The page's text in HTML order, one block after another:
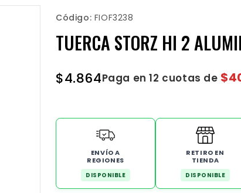
Código: FIOF3238
TUERCA STORZ HI 2
$4.864Paga en 12 cuotas de
ENVÍO A
REGIONES
DISPONIBLE
RETIRO EN
TIENDA
DISPONIBLE